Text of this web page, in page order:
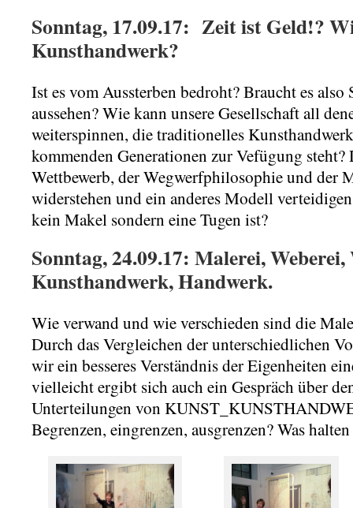
Sonntag, 17.09.17: Zeit ist Geld!?
Kunsthandwerk?
Ist es vom Aussterben bedroht? Braucht es
aussehen? Wie kann unsere Gesellschaft all
weiterspinnen, die traditionelles
kommenden Generationen zur Vefügung
Wettbewerb, der Wegwerfphilosophie und der
widerstehen und ein anderes Modell
kein Makel sondern eine Tugen ist?
Sonntag, 24.09.17: Malerei,
Kunsthandwerk, Handwerk.
Wie verwand und wie verschieden sind die
Durch das Vergleichen der unterschiedlichen
wir ein besseres Verständnis der Eigenheiten
vielleicht ergibt sich auch ein Gespräch über
Unterteilungen von
Begrenzen, eingrenzen, ausgrenzen? Was